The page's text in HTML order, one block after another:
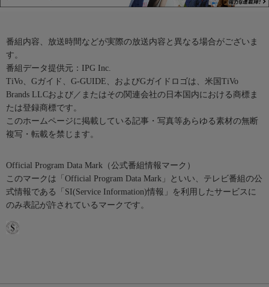
番組内容、放送時間などが実際の放送内容と異なる場合がございま
す。
番組データ提供元：IPG Inc.
TiVo、Gガイド、G-GUIDE、およびGガイドロゴは、米国TiVo
Brands LLCおよび／またはその関連会社の日本国内における商標ま
たは登録商標です。
このホームページに掲載している記事・写真等あらゆる素材の無断
複写・転載を禁じます。
Official Program Data Mark（公式番組情報マーク）
このマークは「Official Program Data Mark」といい、テレビ番組の公
式情報である「SI(Service Information)情報」を利用したサービスに
のみ表記が許されているマークです。